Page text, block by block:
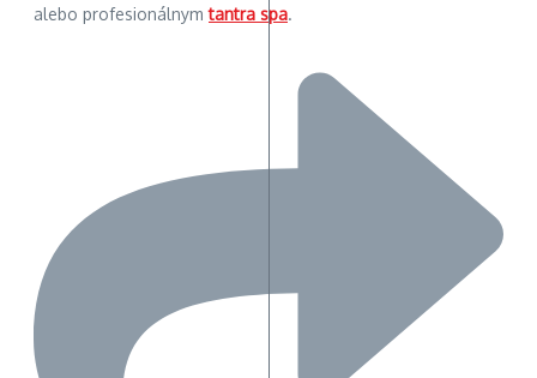
alebo profesionálnymtantra spa.